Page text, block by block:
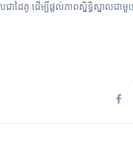
ៃគូ ដើម្បីផ្តល់ភាពស្និទ្ធិស្នាលជាមួយ